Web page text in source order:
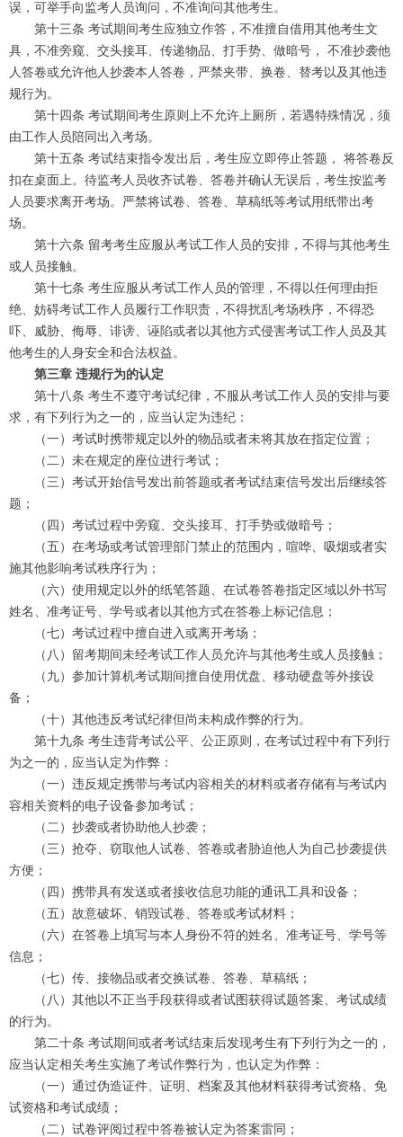
误，可举手向监考人员询问，不准询问其他考生。
第十三条 考试期间考生应独立作答，不准擅自借用其他考生文
具，不准旁窥、交头接耳、传递物品、打手势、做暗号， 不准抄袭他
人答卷或允许他人抄袭本人答卷，严禁夹带、换卷、替考以及其他违
规行为。
第十四条 考试期间考生原则上不允许上厕所，若遇特殊情况，须
由工作人员陪同出入考场。
第十五条 考试结束指令发出后，考生应立即停止答题， 将答卷反
扣在桌面上。待监考人员收齐试卷、答卷并确认无误后，考生按监考
人员要求离开考场。严禁将试卷、答卷、草稿纸等考试用纸带出考
场。
第十六条 留考考生应服从考试工作人员的安排，不得与其他考生
或人员接触。
第十七条 考生应服从考试工作人员的管理，不得以任何理由拒
绝、妨碍考试工作人员履行工作职责，不得扰乱考场秩序，不得恐
吓、威胁、侮辱、诽谤、诬陷或者以其他方式侵害考试工作人员及其
他考生的人身安全和合法权益。
第三章 违规行为的认定
第十八条 考生不遵守考试纪律，不服从考试工作人员的安排与要
求，有下列行为之一的，应当认定为违纪：
（一）考试时携带规定以外的物品或者未将其放在指定位置；
（二）未在规定的座位进行考试；
（三）考试开始信号发出前答题或者考试结束信号发出后继续答
题；
（四）考试过程中旁窥、交头接耳、打手势或做暗号；
（五）在考场或考试管理部门禁止的范围内，喧哗、吸烟或者实
施其他影响考试秩序行为；
（六）使用规定以外的纸笔答题、在试卷答卷指定区域以外书写
姓名、准考证号、学号或者以其他方式在答卷上标记信息；
（七）考试过程中擅自进入或离开考场；
（八）留考期间未经考试工作人员允许与其他考生或人员接触；
（九）参加计算机考试期间擅自使用优盘、移动硬盘等外接设
备；
（十）其他违反考试纪律但尚未构成作弊的行为。
第十九条 考生违背考试公平、公正原则，在考试过程中有下列行
为之一的，应当认定为作弊：
（一）违反规定携带与考试内容相关的材料或者存储有与考试内
容相关资料的电子设备参加考试；
（二）抄袭或者协助他人抄袭；
（三）抢夺、窃取他人试卷、答卷或者胁迫他人为自己抄袭提供
方便；
（四）携带具有发送或者接收信息功能的通讯工具和设备；
（五）故意破坏、销毁试卷、答卷或考试材料；
（六）在答卷上填写与本人身份不符的姓名、准考证号、学号等
信息；
（七）传、接物品或者交换试卷、答卷、草稿纸；
（八）其他以不正当手段获得或者试图获得试题答案、考试成绩
的行为。
第二十条 考试期间或者考试结束后发现考生有下列行为之一的，
应当认定相关考生实施了考试作弊行为，也认定为作弊：
（一）通过伪造证件、证明、档案及其他材料获得考试资格、免
试资格和考试成绩；
（二）试卷评阅过程中答卷被认定为答案雷同；